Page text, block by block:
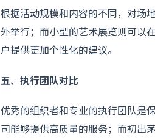
根据活动规模和内容的不同，对场
外举行；而小型的艺术展览则可以
户提供更加个性化的建议。
五、执行团队对比
优秀的组织者和专业的执行团队是
司能够提供高质量的服务；而初出